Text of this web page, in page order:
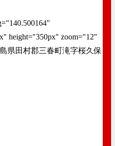
height="350px" zoom="12"
県田村郡三春町滝字桜久保